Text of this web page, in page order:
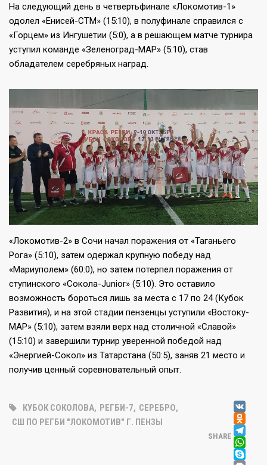
На следующий день в четвертьфинале «Локомотив-1»
одолел «Енисей-СТМ» (15:10), в полуфинале справился с
«Горцем» из Ингушетии (5:0), а в решающем матче турнира
уступил команде «Зеленоград-МАР» (5:10), став
обладателем серебряных наград.
«Локомотив-2» в Сочи начал поражения от «Таганьего
Рога» (5:10), затем одержал крупную победу над
«Мариуполем» (60:0), но затем потерпел поражения от
ступинского «Сокола-Junior» (5:10). Это оставило
возможность бороться лишь за места с 17 по 24 (Кубок
Развития), и на этой стадии пензенцы уступили «Востоку-
МАР» (5:10), затем взяли верх над столичной «Славой»
(15:10) и завершили турнир уверенной победой над
«Энергией-Сокол» из Татарстана (50:5), заняв 21 место и
получив ценный соревновательный опыт.
КУБОК СОКОЛОВА, РЕГБИ-7, СЕРЕБРО,
СШ ПО РЕГБИ "ЛОКОМОТИВ" Г. ПЕНЗЫ
SHARE